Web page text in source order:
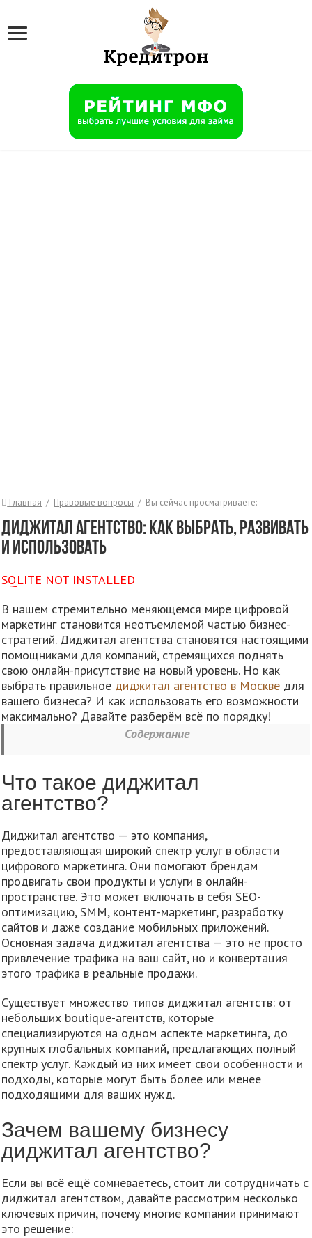
Главная / Правовые вопросы / Вы сейчас просматриваете:
Диджитал агентство: Как выбрать, развивать
и использовать
SQLITE NOT INSTALLED
В нашем стремительно меняющемся мире цифровой
маркетинг становится неотъемлемой частью бизнес-
стратегий. Диджитал агентства становятся настоящими
помощниками для компаний, стремящихся поднять
свою онлайн-присутствие на новый уровень. Но как
выбрать правильное диджитал агентство в Москве для
вашего бизнеса? И как использовать его возможности
максимально? Давайте разберём всё по порядку!
Содержание
Что такое диджитал
агентство?
Диджитал агентство — это компания,
предоставляющая широкий спектр услуг в области
цифрового маркетинга. Они помогают брендам
продвигать свои продукты и услуги в онлайн-
пространстве. Это может включать в себя SEO-
оптимизацию, SMM, контент-маркетинг, разработку
сайтов и даже создание мобильных приложений.
Основная задача диджитал агентства — это не просто
привлечение трафика на ваш сайт, но и конвертация
этого трафика в реальные продажи.
Существует множество типов диджитал агентств: от
небольших boutique-агентств, которые
специализируются на одном аспекте маркетинга, до
крупных глобальных компаний, предлагающих полный
спектр услуг. Каждый из них имеет свои особенности и
подходы, которые могут быть более или менее
подходящими для ваших нужд.
Зачем вашему бизнесу
диджитал агентство?
Если вы всё ещё сомневаетесь, стоит ли сотрудничать с
диджитал агентством, давайте рассмотрим несколько
ключевых причин, почему многие компании принимают
это решение: